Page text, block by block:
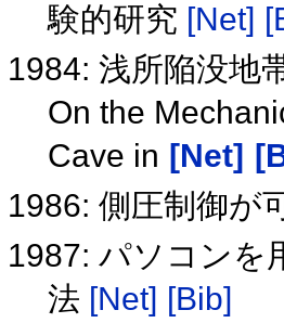
験的研究 [Net]
1984: 浅所陥没地
On the
Cave in [Net]
1986: 側圧制御が
1987: パソコンを
法 [Net] [Bib]